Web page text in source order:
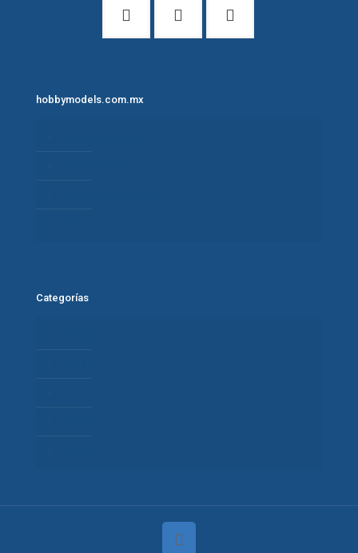
hobbymodels.com.mx
Categorías